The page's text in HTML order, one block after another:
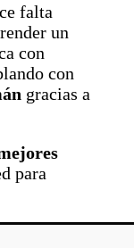
falta
un
con
con
gracias a
para